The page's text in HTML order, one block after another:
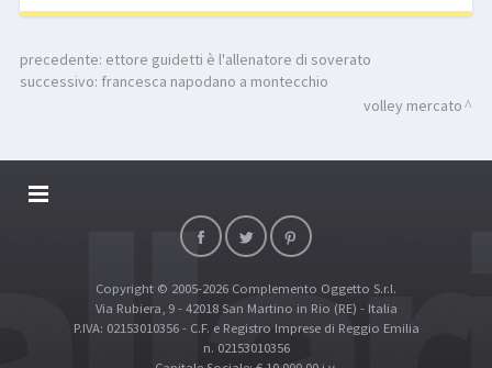
precedente: ettore guidetti è l'allenatore di soverato
successivo: francesca napodano a montecchio
volley mercato
DALLARIVOLLEY SOSTIENE
TOP RICERCHE
SITE MAP
Copyright © 2005-2026 Complemento Oggetto S.r.l.
Via Rubiera, 9 - 42018 San Martino in Rio (RE) - Italia
P.IVA: 02153010356 - C.F. e Registro Imprese di Reggio Emilia
n. 02153010356